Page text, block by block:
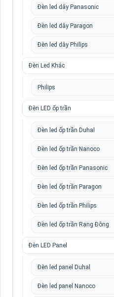
Đèn led dây Panasonic
Đèn led dây Paragon
Đèn led dây Philips
Đèn Led Khác
Philips
Đèn LED ốp trần
Đèn led ốp trần Duhal
Đèn led ốp trần Nanoco
Đèn led ốp trần Panasonic
Đèn led ốp trần Paragon
Đèn led ốp trần Philips
Đèn led ốp trần Rạng Đông
Đèn LED Panel
Đèn led panel Duhal
Đèn led panel Nanoco